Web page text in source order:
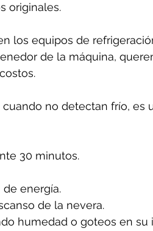
originales.
los equipos de
de la máquina,
no detectan frío, es
30 minutos.
energía.
de la nevera.
humedad o goteos en su